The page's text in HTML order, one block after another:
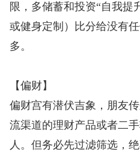
限，多储蓄和投资“自我提
或健身定制）比分给没有
多。
【偏财】
偏财宫有潜伏吉象，朋友
流渠道的理财产品或者二
人。但务必先过滤筛选，